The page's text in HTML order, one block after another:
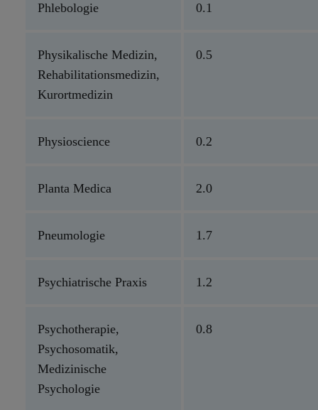
Phlebologie 0.1
Physikalische Medizin,
Rehabilitationsmedizin,
Kurortmedizin
0.5
Physioscience 0.2
Planta Medica 2.0
Pneumologie 1.7
Psychiatrische Praxis 1.2
Psychotherapie,
Psychosomatik,
Medizinische
Psychologie
0.8